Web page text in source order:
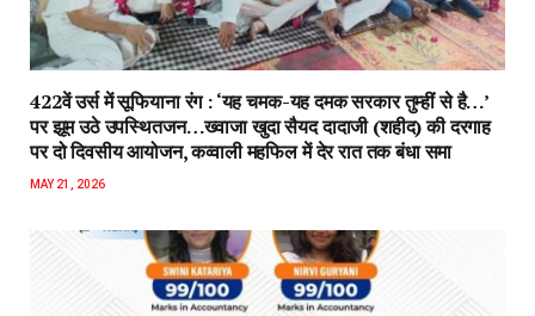
422वें उर्स में सूफियाना रंग : ‘यह चमक-यह दमक सरकार तुम्हीं से है…’
पर झूम उठे उपस्थितजन…ख्वाजा खुदा सैयद दादाजी (शहीद) की दरगाह
पर दो दिवसीय आयोजन, कव्वाली महफिल में देर रात तक बंधा समा
MAY 21, 2026